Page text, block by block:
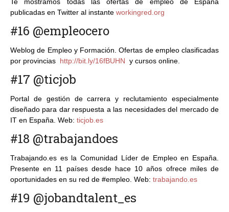
publicadas en Twitter al instante workingred.org
#16 @empleocero
Weblog de Empleo y Formación. Ofertas de empleo clasificadas
por provincias http://bit.ly/16fBUHN y cursos online.
#17 @ticjob
Portal de gestión de carrera y reclutamiento especialmente
diseñado para dar respuesta a las necesidades del mercado de
IT en España. Web: ticjob.es
#18 @trabajandoes
Trabajando.es es la Comunidad Líder de Empleo en España.
Presente en 11 países desde hace 10 años ofrece miles de
oportunidades en su red de #empleo. Web: trabajando.es
#19 @jobandtalent_es